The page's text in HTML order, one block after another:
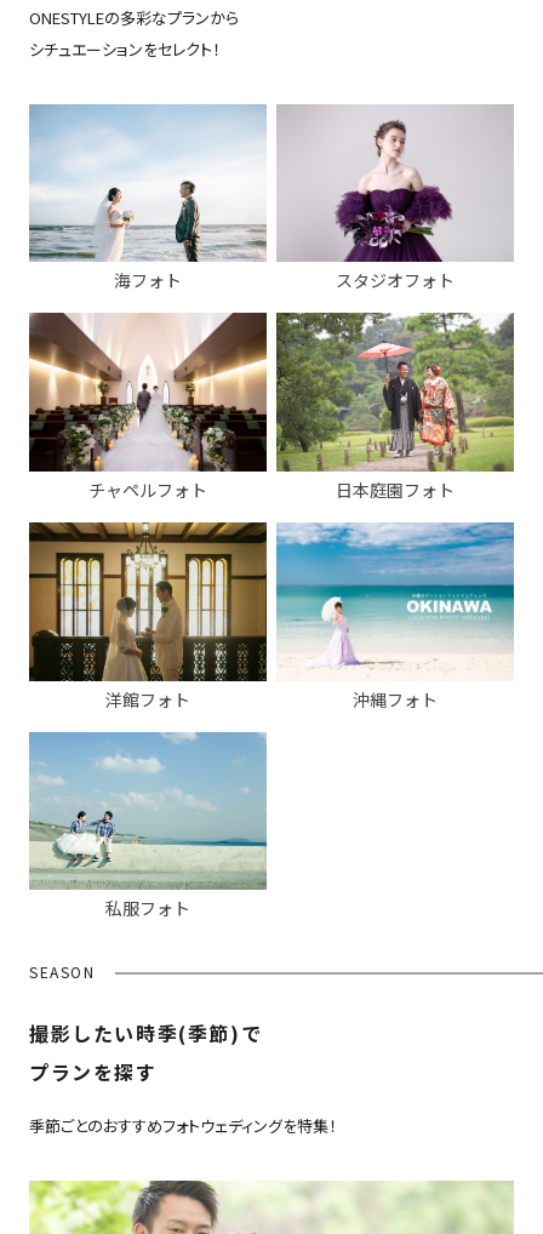
ONESTYLEの多彩なプランから
シチュエーションをセレクト！
海フォト スタジオフォト
チャペルフォト 日本庭園フォト
洋館フォト 沖縄フォト
私服フォト
SEASON
撮影したい時季(季節)で
プランを探す
季節ごとのおすすめフォトウェディングを特集！